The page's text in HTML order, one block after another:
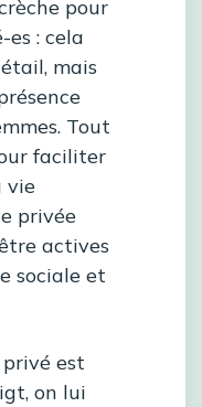
pour
es : cela
mais
Tout
faciliter
vie
privée
actives
sociale et
est
on lui